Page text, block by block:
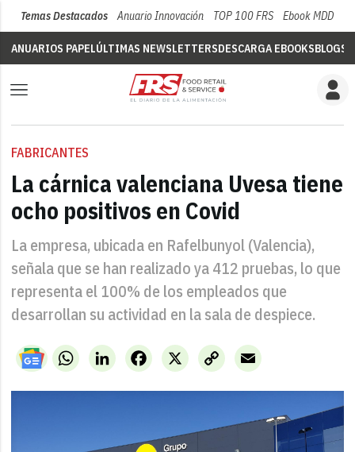
Temas Destacados Anuario Innovación TOP 100 FRS Ebook MDD
ANUARIOS PAPELÚLTIMAS NEWSLETTERSDESCARGA EBOOKSBLOGS
FABRICANTES
La cárnica valenciana Uvesa tiene
ocho positivos en Covid
La empresa, ubicada en Rafelbunyol (Valencia),
señala que se han realizado ya 412 pruebas, lo que
representa el 100% de los empleados que
desarrollan su actividad en la sala de despiece.
WhatsAppLinkedIn X
Facebook
Copy
Link
Email